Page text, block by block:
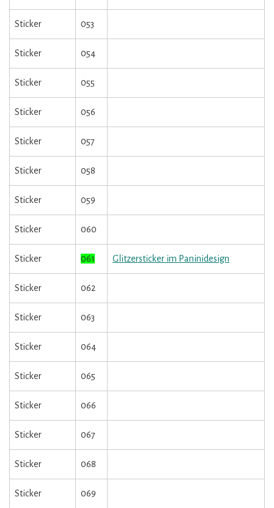
Sticker 053
Sticker 054
Sticker 055
Sticker 056
Sticker 057
Sticker 058
Sticker 059
Sticker 060
Sticker 061 Glitzersticker im Paninidesign
Sticker 062
Sticker 063
Sticker 064
Sticker 065
Sticker 066
Sticker 067
Sticker 068
Sticker 069